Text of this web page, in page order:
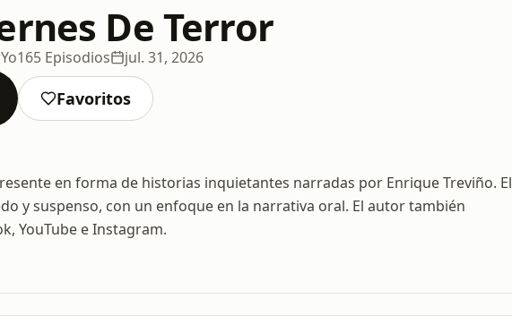
De Terror
165 Episodios jul. 31, 2026
Favoritos
en forma de historias inquietantes narradas por Enrique Treviño. El
y suspenso, con un enfoque en la narrativa oral. El autor también
YouTube e Instagram.